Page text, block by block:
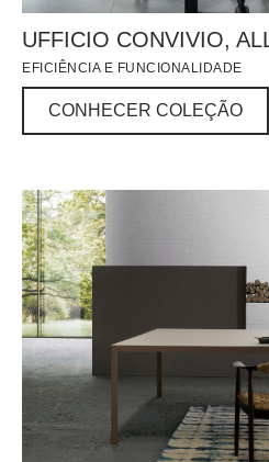
UFFICIO CONVIVIO,
EFICIÊNCIA E FUNCIONALIDADE
CONHECER COLEÇÃO
CONHECER COLEÇÃO